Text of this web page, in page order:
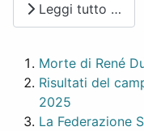
Leggi tutto …
Morte di René
Risultati del
2025
La Federazione